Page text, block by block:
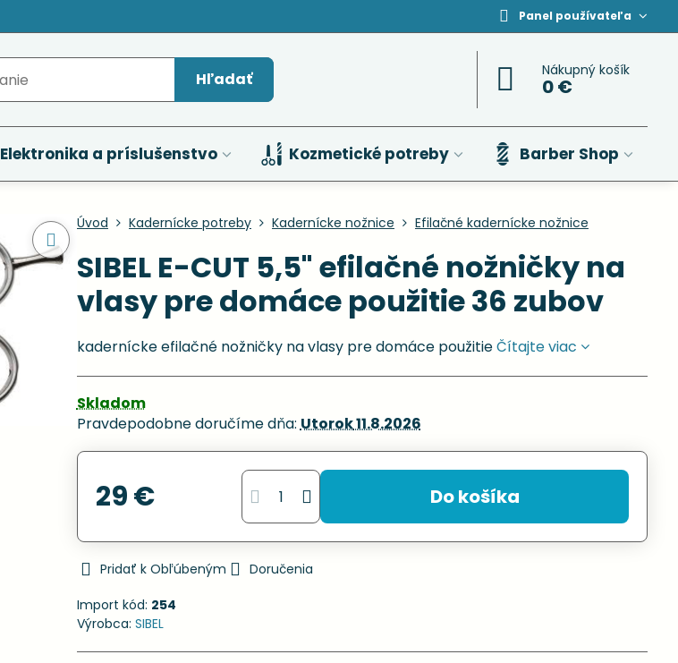
Panel používateľa
Hľadať Nákupný košík
0 €
Elektronika a príslušenstvo Kozmetické potreby Barber Shop
Úvod Kadernícke potreby Kadernícke nožnice Efilačné kadernícke nožnice
SIBEL E-CUT 5,5" efilačné nožničky na
vlasy pre domáce použitie 36 zubov
kadernícke efilačné nožničky na vlasy pre domáce použitieČítajte viac
Skladom
Pravdepodobne doručíme dňa:Utorok11.8.2026
29 € Do košíka
Pridať k Obľúbeným
Doručenia
Import kód: 254
Výrobca: SIBEL